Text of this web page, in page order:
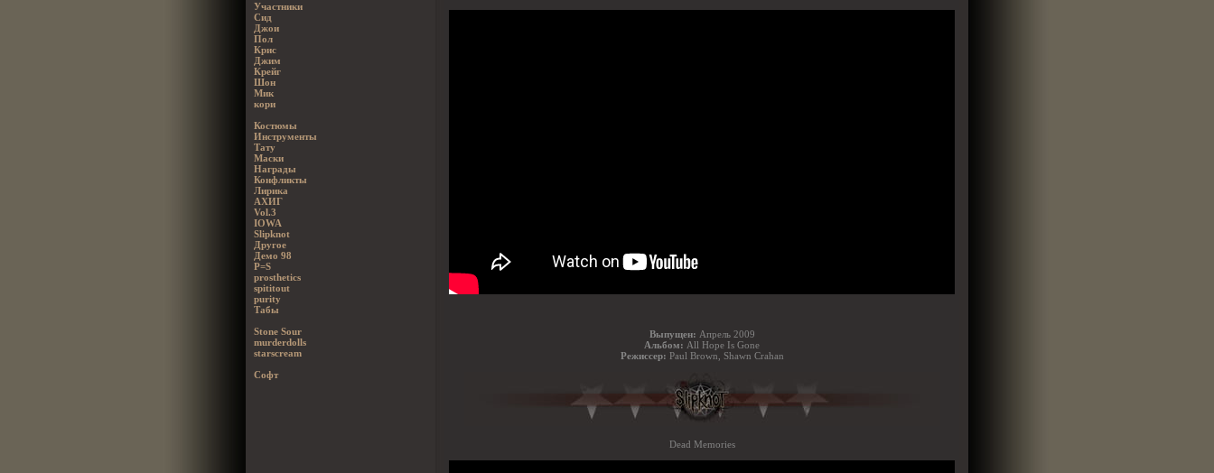
Участники
Сид
Джои
Пол
Крис
Джим
Крейг
Шон
Мик
кори
Костюмы
Инструменты
Тату
Маски
Награды
Конфликты
Лирика
АХИГ
Vol.3
IOWA
Slipknot
Другое
Демо 98
P=S
prosthetics
spititout
purity
Табы
Stone Sour
murderdolls
starscream
Софт
Выпущен: Апрель 2009
Альбом: All Hope Is Gone
Режиссер: Paul Brown, Shawn Crahan
Dead Memories